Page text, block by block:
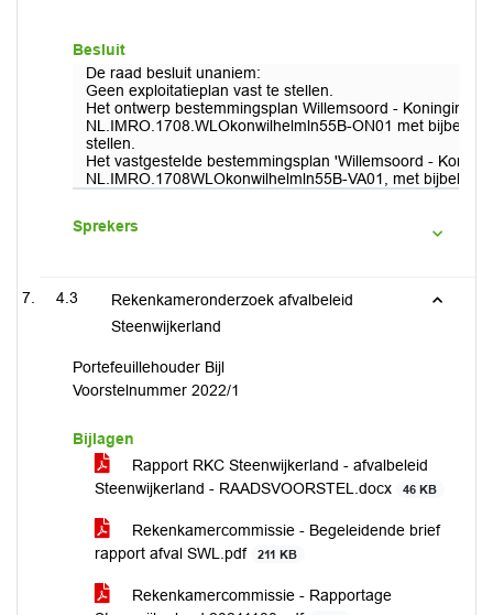
Besluit
De raad besluit unaniem:
Geen exploitatieplan vast te stellen.
Het ontwerp bestemmingsplan Willemsoord - Koningin
NL.IMRO.1708.WLOkonwilhelmln55B-ON01 met
stellen.
Het vastgestelde bestemmingsplan 'Willemsoord -
NL.IMRO.1708WLOkonwilhelmln55B-VA01, met
Sprekers
4.3
Rekenkameronderzoek afvalbeleid
Steenwijkerland
Portefeuillehouder Bijl
Voorstelnummer 2022/1
Bijlagen
Rapport RKC Steenwijkerland - afvalbeleid
Steenwijkerland - RAADSVOORSTEL.docx
46 KB
Rekenkamercommissie - Begeleidende brief
rapport afval SWL.pdf
211 KB
Rekenkamercommissie - Rapportage